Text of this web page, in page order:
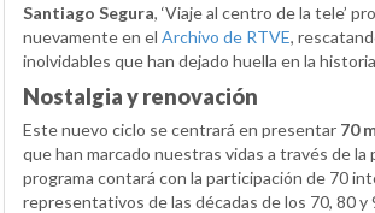
Santiago Segura, ‘Viaje al centro de la tele’
nuevamente en el Archivo de RTVE,
inolvidables que han dejado huella en la
Nostalgia y renovación
Este nuevo ciclo se centrará en presentar 70
que han marcado nuestras vidas a través de la
programa contará con la participación de 70
representativos de las décadas de los 70, 80 y